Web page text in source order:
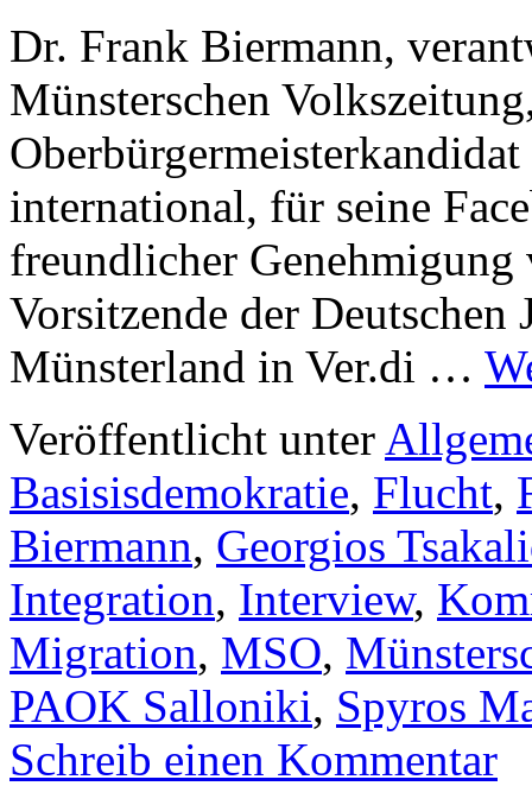
Dr. Frank Biermann,
Münsterschen
international, für seine
freundlicher
Vorsitzende der
Münsterland in Ver.di …
Veröffentlicht unter
Basisisdemokratie, Flucht,
Biermann, Georgios
Integration, Interview,
Migration, MSO,
PAOK Salloniki, Spyros
Schreib einen Kommentar